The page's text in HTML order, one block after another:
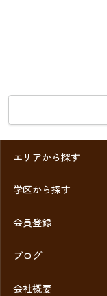
エリアから探す
学区から探す
会員登録
ブログ
会社概要